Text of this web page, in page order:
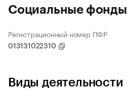
Социальные фонды
Регистрационный номер ПФР
013131022310
Виды деятельности